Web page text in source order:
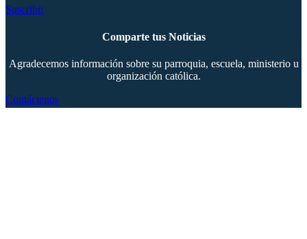
Suscribir
Comparte tus Noticias
Agradecemos información sobre su parroquia, escuela, ministerio u
organización católica.
Contáctenos